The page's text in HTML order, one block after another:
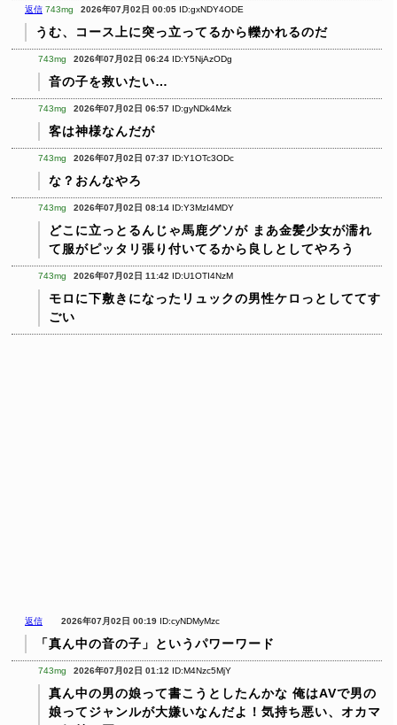
返信 743mg 2026年07月02日 00:05 ID:gxNDY4ODE
うむ、コース上に突っ立ってるから轢かれるのだ
743mg 2026年07月02日 06:24 ID:Y5NjAzODg
音の子を救いたい…
743mg 2026年07月02日 06:57 ID:gyNDk4Mzk
客は神様なんだが
743mg 2026年07月02日 07:37 ID:Y1OTc3ODc
な？おんなやろ
743mg 2026年07月02日 08:14 ID:Y3MzI4MDY
どこに立っとるんじゃ馬鹿グソが まあ金髪少女が濡れ
て服がピッタリ張り付いてるから良しとしてやろう
743mg 2026年07月02日 11:42 ID:U1OTI4NzM
モロに下敷きになったリュックの男性ケロっとしててす
ごい
返信 2026年07月02日 00:19 ID:cyNDMyMzc
「真ん中の音の子」というパワーワード
743mg 2026年07月02日 01:12 ID:M4Nzc5MjY
真ん中の男の娘って書こうとしたんかな 俺はAVで男の
娘ってジャンルが大嫌いなんだよ！気持ち悪い、オカマ